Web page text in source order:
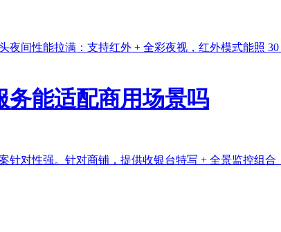
夜间性能拉满：支持红外 + 全彩夜视，红外模式能照
务能适配商用场景吗
针对性强。针对商铺，提供收银台特写 + 全景监控组